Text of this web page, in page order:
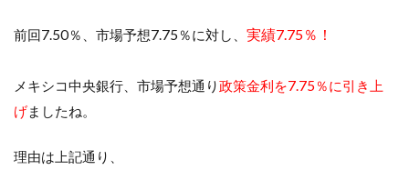
前回7.50％、市場予想7.75％に対し、 実績7.75％！
メキシコ中央銀行、市場予想通り政策金利を7.75％に引き上
げましたね。
理由は上記通り、